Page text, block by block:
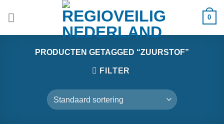
0
PRODUCTEN GETAGGED “ZUURSTOF”
FILTER